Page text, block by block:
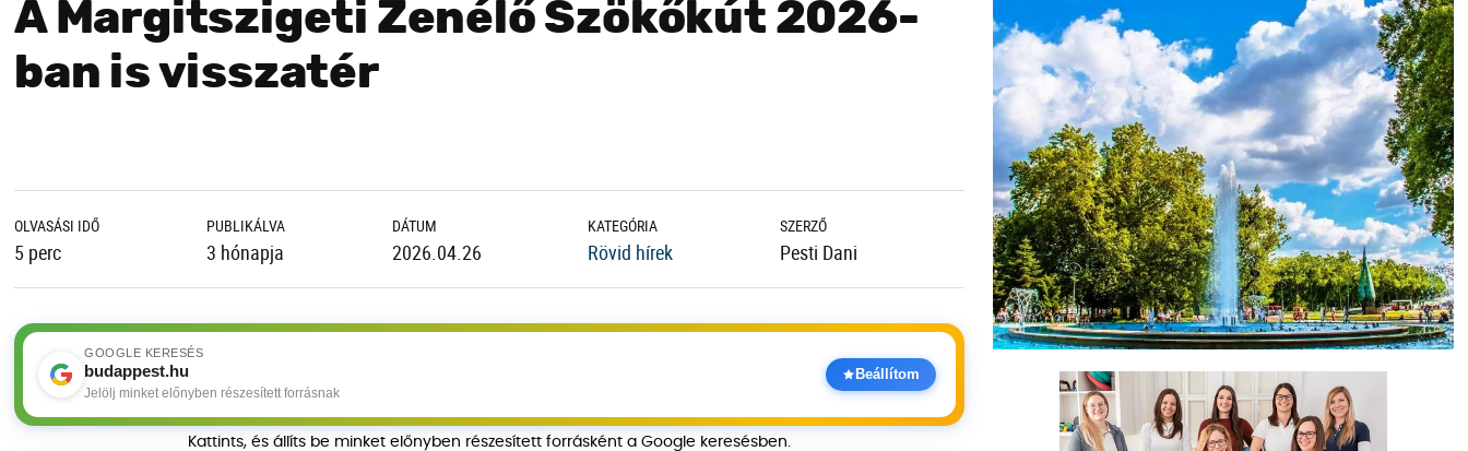
A Margitszigeti Zenélő Szökőkút 2026-
ban is visszatér
OLVASÁSI IDŐ
5 perc
PUBLIKÁLVA
3 hónapja
DÁTUM
2026.04.26
KATEGÓRIA
Rövid hírek
SZERZŐ
Pesti Dani
GOOGLE KERESÉS
budappest.hu
Jelölj minket előnyben részesített forrásnak
Beállítom
Kattints, és állíts be minket előnyben részesített forrásként a Google keresésben.